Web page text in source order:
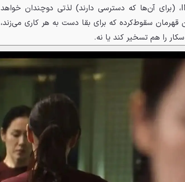
تماشای آن، به‌خصوص روی پرده‌ی IMAX، (برای آن‌‌ها که دسترسی دارند) لذتی دوچندان خواهد
قهرمان سقوط‌کرده که برای بقا دست به هر کاری می‌زند،
را هم تسخیر کند یا نه.